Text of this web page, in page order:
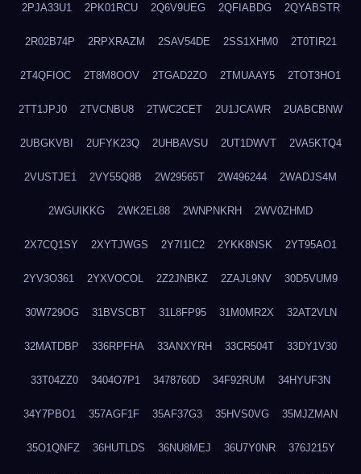
2PJA33U1 2PK01RCU 2Q6V9UEG 2QFIABDG 2QYABSTR
2R02B74P 2RPXRAZM 2SAV54DE 2SS1XHM0 2T0TIR21
2T4QFIOC 2T8M8OOV 2TGAD2ZO 2TMUAAY5 2TOT3HO1
2TT1JPJ0 2TVCNBU8 2TWC2CET 2U1JCAWR 2UABCBNW
2UBGKVBI 2UFYK23Q 2UHBAVSU 2UT1DWVT 2VA5KTQ4
2VUSTJE1 2VY55Q8B 2W29565T 2W496244 2WADJS4M
2WGUIKKG 2WK2EL88 2WNPNKRH 2WV0ZHMD
2X7CQ1SY 2XYTJWGS 2Y7I1IC2 2YKK8NSK 2YT95AO1
2YV3O361 2YXVOCOL 2Z2JNBKZ 2ZAJL9NV 30D5VUM9
30W729OG 31BVSCBT 31L8FP95 31M0MR2X 32AT2VLN
32MATDBP 336RPFHA 33ANXYRH 33CR504T 33DY1V30
33T04ZZ0 3404O7P1 3478760D 34F92RUM 34HYUF3N
34Y7PBO1 357AGF1F 35AF37G3 35HVS0VG 35MJZMAN
35O1QNFZ 36HUTLDS 36NU8MEJ 36U7Y0NR 376J215Y